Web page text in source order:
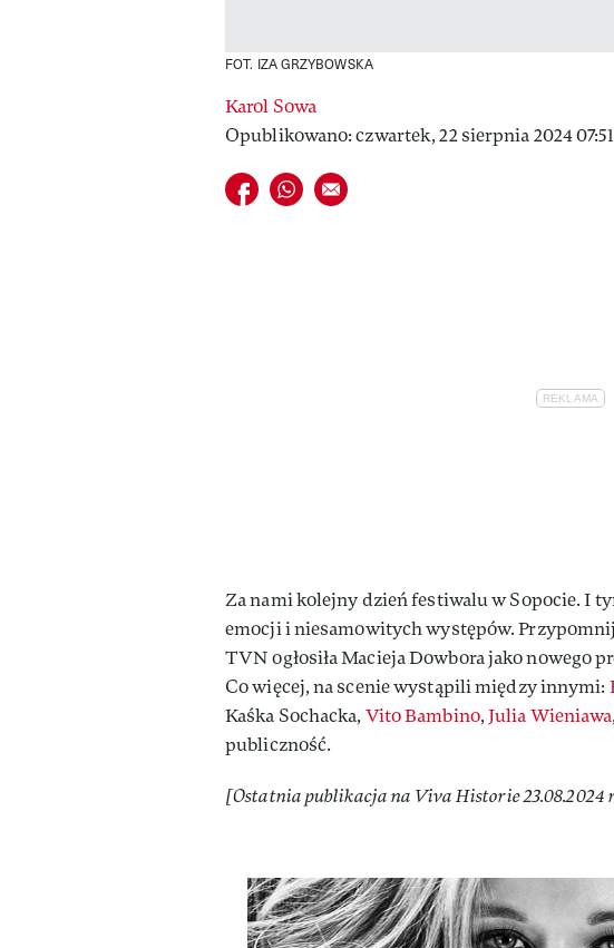
FOT. IZA GRZYBOWSKA
Karol Sowa
Opublikowano: czwartek, 22 sierpnia 2024 07:51
Udostępnij na facebook
Udostępnij na whatsapp
E-mail do przyjaciela
Za nami kolejny dzień festiwalu w Sopocie. I
emocji i niesamowitych występów.
TVN ogłosiła Macieja Dowbora jako nowego
Co więcej, na scenie wystąpili między innymi:
Kaśka Sochacka, Vito Bambino, Julia Wieniawa
publiczność.
[Ostatnia publikacja na Viva Historie 23.08.2024